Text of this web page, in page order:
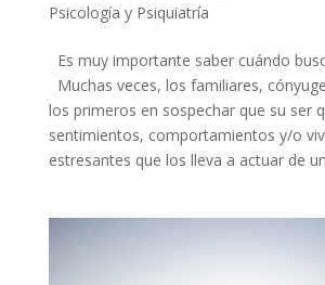
Psicología y Psiquiatría
Es muy importante saber cuándo
Muchas veces, los familiares,
los primeros en sospechar que su ser
sentimientos, comportamientos y/o
estresantes que los lleva a actuar de